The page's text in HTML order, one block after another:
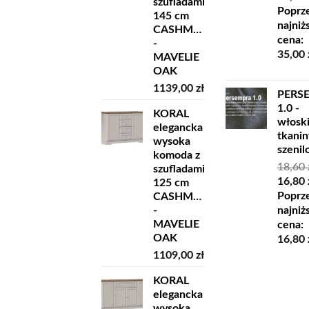
145 cm
CASHMERE
-
MAVELIE
OAK
1139,00 zł
KORAL
elegancka
wysoka
komoda z
szufladami
125 cm
CASHMERE
-
MAVELIE
OAK
1109,00 zł
KORAL
elegancka
cena
45,00
cena:
35,00
1.0 -
18,60
cena
18,60
16,80
cena:
16,80